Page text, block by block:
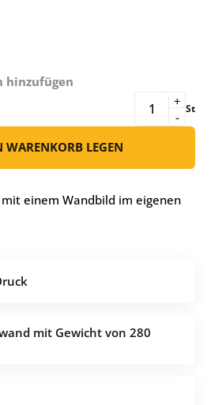
hinzufügen
-
+ St
WARENKORB LEGEN
mit einem Wandbild im eigenen
mit Gewicht von 280